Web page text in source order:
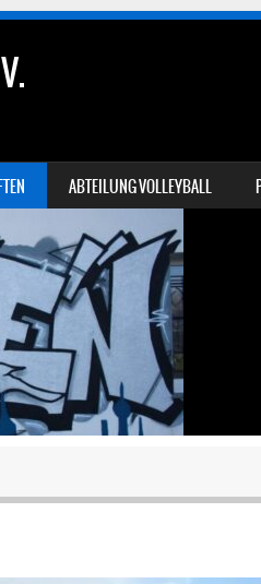
ABTEILUNG VOLLEYBALL